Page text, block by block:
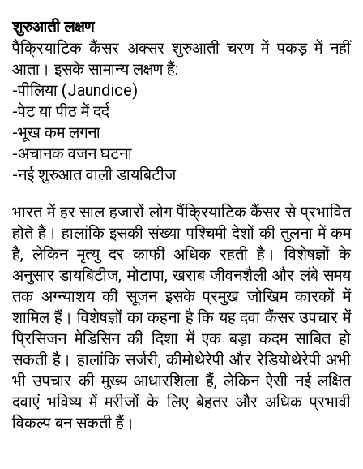
शुरुआती लक्षण
पैंक्रियाटिक कैंसर अक्सर शुरुआती चरण में पकड़ में नहीं
आता। इसके सामान्य लक्षण हैं:
-पीलिया (Jaundice)
-पेट या पीठ में दर्द
-भूख कम लगना
-अचानक वजन घटना
-नई शुरुआत वाली डायबिटीज
भारत में हर साल हजारों लोग पैंक्रियाटिक कैंसर से प्रभावित
होते हैं। हालांकि इसकी संख्या पश्चिमी देशों की तुलना में कम
है, लेकिन मृत्यु दर काफी अधिक रहती है। विशेषज्ञों के
अनुसार डायबिटीज, मोटापा, खराब जीवनशैली और लंबे समय
तक अग्न्याशय की सूजन इसके प्रमुख जोखिम कारकों में
शामिल हैं। विशेषज्ञों का कहना है कि यह दवा कैंसर उपचार में
प्रिसिजन मेडिसिन की दिशा में एक बड़ा कदम साबित हो
सकती है। हालांकि सर्जरी, कीमोथेरेपी और रेडियोथेरेपी अभी
भी उपचार की मुख्य आधारशिला हैं, लेकिन ऐसी नई लक्षित
दवाएं भविष्य में मरीजों के लिए बेहतर और अधिक प्रभावी
विकल्प बन सकती हैं।